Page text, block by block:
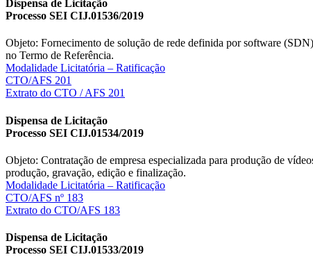
Dispensa de Licitação
Processo SEI CIJ.01536/2019
Objeto: Fornecimento de solução de rede definida por software
no Termo de Referência.
Modalidade Licitatória – Ratificação
CTO/AFS 201
Extrato do CTO / AFS 201
Dispensa de Licitação
Processo SEI CIJ.01534/2019
Objeto: Contratação de empresa especializada para produção de
produção, gravação, edição e finalização.
Modalidade Licitatória – Ratificação
CTO/AFS nº 183
Extrato do CTO/AFS 183
Dispensa de Licitação
Processo SEI CIJ.01533/2019